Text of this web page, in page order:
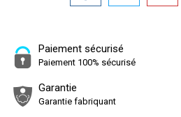
Paiement sécurisé
Paiement 100% sécurisé
Garantie
Garantie fabriquant